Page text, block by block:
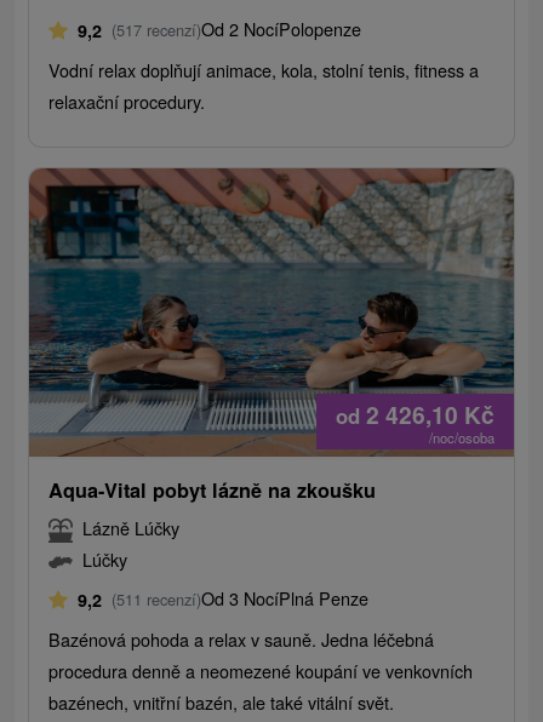
9,2 (517 recenzí)Od 2 NocíPolopenze
Vodní relax doplňují animace, kola, stolní tenis, fitness a
relaxační procedury.
od 2 426,10 Kč
/noc/osoba
Aqua-Vital pobyt lázně na zkoušku
Lázně Lúčky
Lúčky
9,2 (511 recenzí)Od 3 NocíPlná Penze
Bazénová pohoda a relax v sauně. Jedna léčebná
procedura denně a neomezené koupání ve venkovních
bazénech, vnitřní bazén, ale také vitální svět.